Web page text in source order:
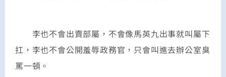
李也不會出賣部屬，不會像馬英九出事就叫屬下
扛，李也不會公開羞辱政務官，只會叫進去辦公室臭
罵一頓。